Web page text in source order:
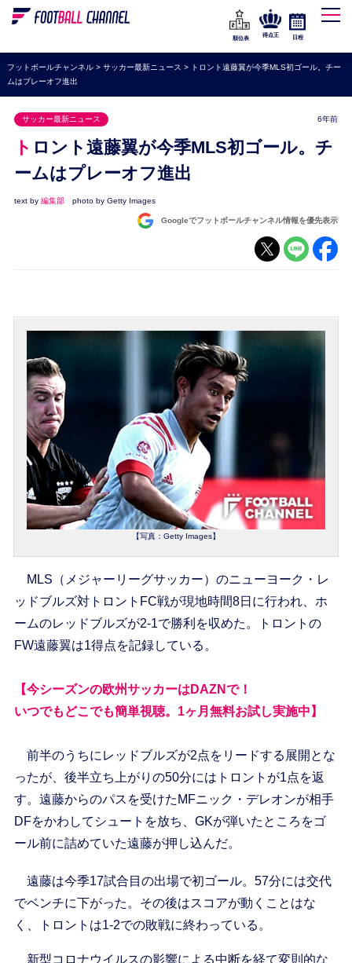
WEリーグ
海外サッカー
プレミアリーグ
ラ・リーガ
セリエA
ブンデスリーガ
UEFA
ナショナルチーム
順位表
得点王 日程
フットボールチャンネル> サッカー最新ニュース > トロント遠藤翼が今季MLS初ゴール。チー
ムはプレーオフ進出
サッカー最新ニュース 6年前
トロント遠藤翼が今季MLS初ゴール。チ
ームはプレーオフ進出
text by 編集部 photo by Getty Images
Googleでフットボールチャンネル情報を優先表示
【写真：Getty Images】
MLS（メジャーリーグサッカー）のニューヨーク・レ
ッドブルズ対トロントFC戦が現地時間8日に行われ、ホ
ームのレッドブルズが2-1で勝利を収めた。トロントの
FW遠藤翼は1得点を記録している。
【今シーズンの欧州サッカーはDAZNで！
いつでもどこでも簡単視聴。1ヶ月無料お試し実施中】
前半のうちにレッドブルズが2点をリードする展開とな
ったが、後半立ち上がりの50分にはトロントが1点を返
す。遠藤からのパスを受けたMFニック・デレオンが相手
DFをかわしてシュートを放ち、GKが弾いたところをゴ
ール前に詰めていた遠藤が押し込んだ。
遠藤は今季17試合目の出場で初ゴール。57分には交代
でベンチに下がった。その後はスコアが動くことはな
く、トロントは1-2での敗戦に終わっている。
新型コロナウイルスの影響による中断を経て変則的な